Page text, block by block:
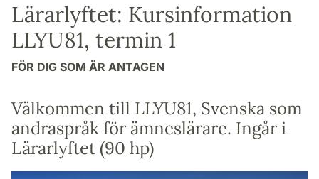
Lärarlyftet: Kursinformation
LLYU81, termin 1
FÖR DIG SOM ÄR ANTAGEN
Välkommen till LLYU81, Svenska som
andraspråk för ämneslärare. Ingår i
Lärarlyftet (90 hp)